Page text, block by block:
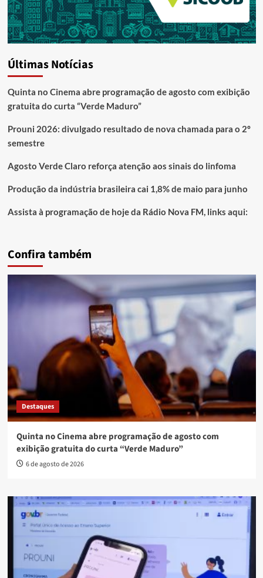
Últimas Notícias
Quinta no Cinema abre programação de agosto com exibição
gratuita do curta “Verde Maduro”
Prouni 2026: divulgado resultado de nova chamada para o 2º
semestre
Agosto Verde Claro reforça atenção aos sinais do linfoma
Produção da indústria brasileira cai 1,8% de maio para junho
Assista à programação de hoje da Rádio Nova FM, links aqui:
Confira também
Destaques
Quinta no Cinema abre programação de agosto com
exibição gratuita do curta “Verde Maduro”
6 de agosto de 2026